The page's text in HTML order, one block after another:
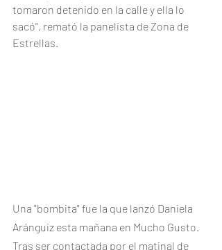
tomaron detenido en la calle y ella lo
sacó", remató la panelista de Zona de
Estrellas.
Una "bombita" fue la que lanzó Daniela
Aránguiz esta mañana en Mucho Gusto.
Tras ser contactada por el matinal de